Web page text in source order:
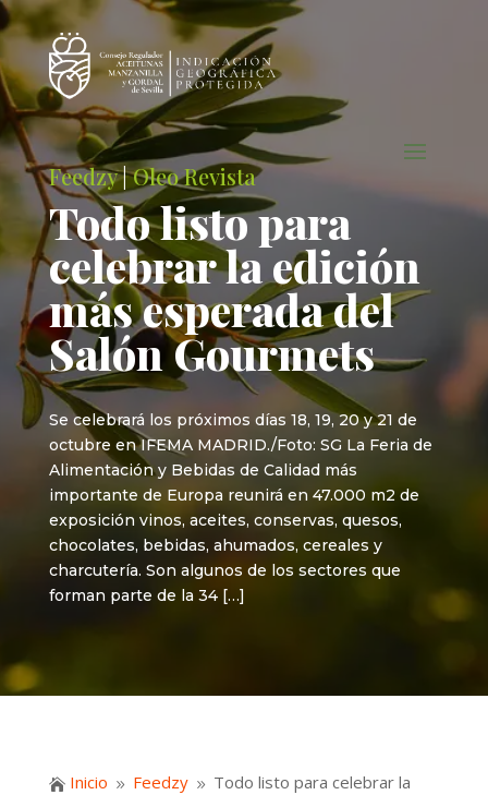
Feedzy|Oleo Revista
Todo listo para
celebrar la edición
más esperada del
Salón Gourmets
Se celebrará los próximos días 18, 19, 20 y 21 de
octubre en IFEMA MADRID./Foto: SG La Feria de
Alimentación y Bebidas de Calidad más
importante de Europa reunirá en 47.000 m2 de
exposición vinos, aceites, conservas, quesos,
chocolates, bebidas, ahumados, cereales y
charcutería. Son algunos de los sectores que
forman parte de la 34 […]
 Inicio 9 Feedzy 9 Todo listo para celebrar la